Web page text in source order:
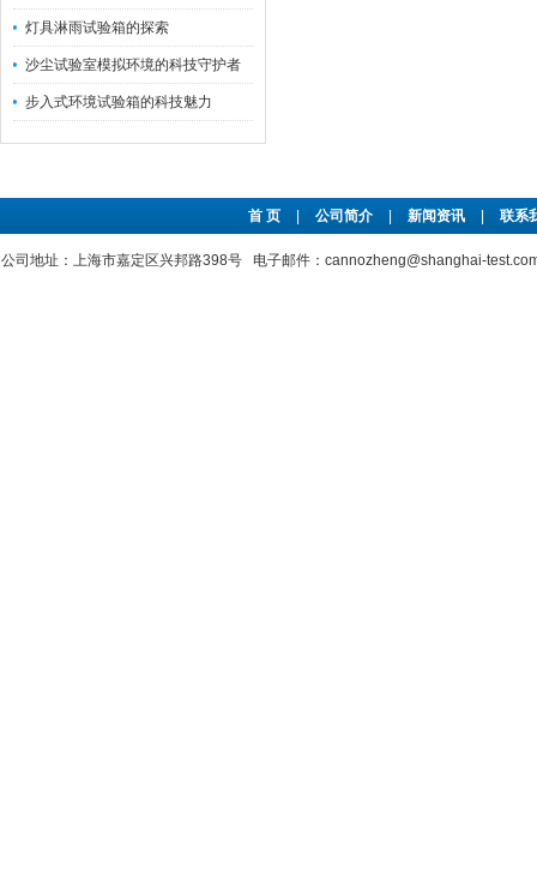
灯具淋雨试验箱的探索
沙尘试验室模拟环境的科技守护者
步入式环境试验箱的科技魅力
首 页 公司简介 新闻资讯 联系
公司地址：上海市嘉定区兴邦路398号 电子邮件：cannozheng@shanghai-